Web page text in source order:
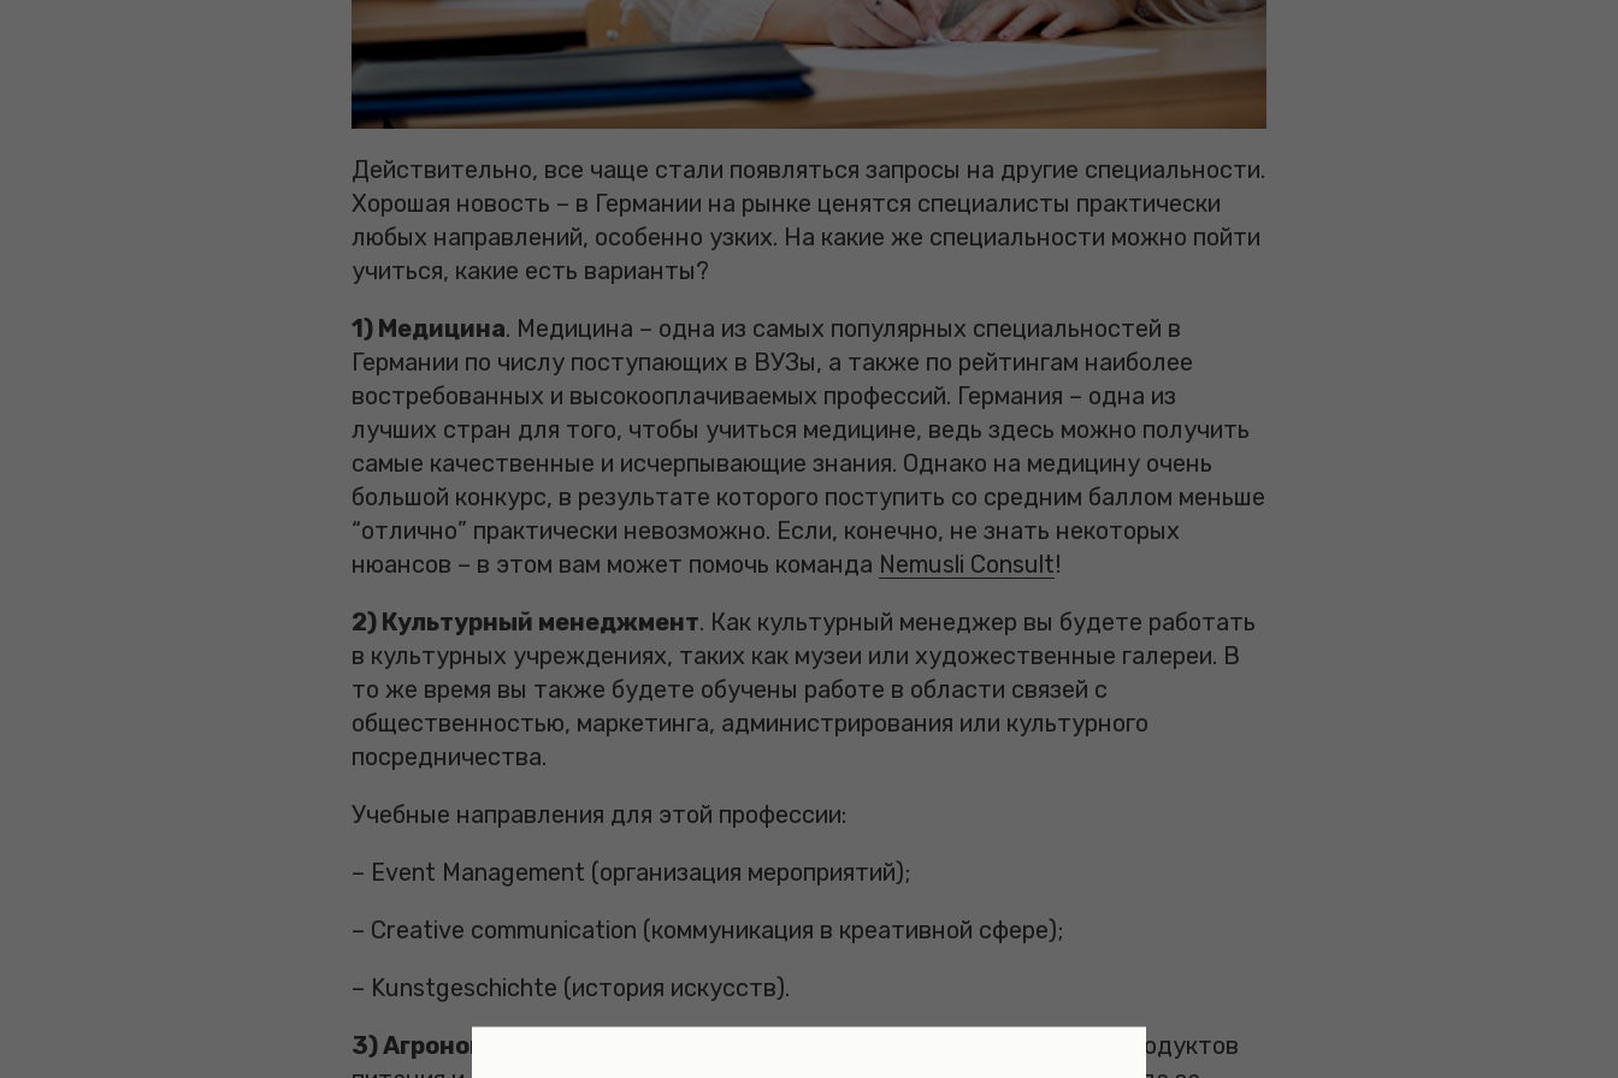
Действительно, все чаще стали появляться запросы на другие специальности.
Хорошая новость – в Германии на рынке ценятся специалисты практически
любых направлений, особенно узких. На какие же специальности можно пойти
учиться, какие есть варианты?
1) Медицина. Медицина – одна из самых популярных специальностей в
Германии по числу поступающих в ВУЗы, а также по рейтингам наиболее
востребованных и высокооплачиваемых профессий. Германия – одна из
лучших стран для того, чтобы учиться медицине, ведь здесь можно получить
самые качественные и исчерпывающие знания. Однако на медицину очень
большой конкурс, в результате которого поступить со средним баллом меньше
“отлично” практически невозможно. Если, конечно, не знать некоторых
нюансов – в этом вам может помочь команда Nemusli Consult!
2) Культурный менеджмент. Как культурный менеджер вы будете работать
в культурных учреждениях, таких как музеи или художественные галереи. В
то же время вы также будете обучены работе в области связей с
общественностью, маркетинга, администрирования или культурного
посредничества.
Учебные направления для этой профессии:
– Event Management (организация мероприятий);
– Creative communication (коммуникация в креативной сфере);
– Kunstgeschichte (история искусств).
3) Агроном
. Сельскохозяйственные науки изучают производство продуктов